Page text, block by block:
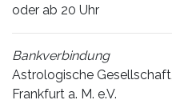
oder ab 20 Uhr
Bankverbindung
Astrologische Gesellschaft,
Frankfurt a. M. e.V.